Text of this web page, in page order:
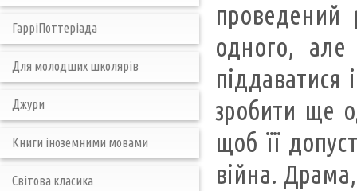
проведений
одного,
зробити ще
щоб її
війна.
ГарріПоттеріада
Для молодших школярів
Джури
Книги іноземними мовами
Світова класика